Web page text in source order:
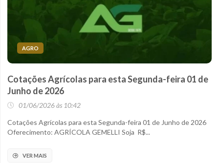
AGRO
Cotações Agrícolas para esta Segunda-feira 01 de
Junho de 2026
01/06/2026 às 10:42
Cotações Agrícolas para esta Segunda-feira 01 de Junho de 2026
Oferecimento: AGRÍCOLA GEMELLI Soja R$...
VER MAIS